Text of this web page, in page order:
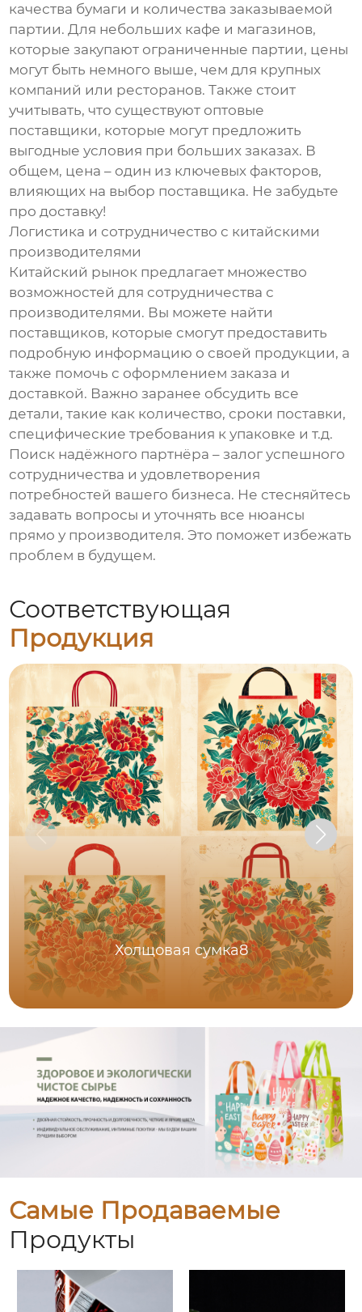
качества бумаги и количества заказываемой
партии. Для небольших кафе и магазинов,
которые закупают ограниченные партии, цены
могут быть немного выше, чем для крупных
компаний или ресторанов. Также стоит
учитывать, что существуют оптовые
поставщики, которые могут предложить
выгодные условия при больших заказах. В
общем, цена – один из ключевых факторов,
влияющих на выбор поставщика. Не забудьте
про доставку!
Логистика и сотрудничество с китайскими
производителями
Китайский рынок предлагает множество
возможностей для сотрудничества с
производителями. Вы можете найти
поставщиков, которые смогут предоставить
подробную информацию о своей продукции, а
также помочь с оформлением заказа и
доставкой. Важно заранее обсудить все
детали, такие как количество, сроки поставки,
специфические требования к упаковке и т.д.
Поиск надёжного партнёра – залог успешного
сотрудничества и удовлетворения
потребностей вашего бизнеса. Не стесняйтесь
задавать вопросы и уточнять все нюансы
прямо у производителя. Это поможет избежать
проблем в будущем.
Соответствующая
Продукция
Холщовая сумка8
Самые Продаваемые
Продукты